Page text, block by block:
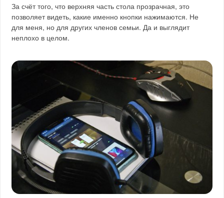
За счёт того, что верхняя часть стола прозрачная, это
позволяет видеть, какие именно кнопки нажимаются. Не
для меня, но для других членов семьи. Да и выглядит
неплохо в целом.